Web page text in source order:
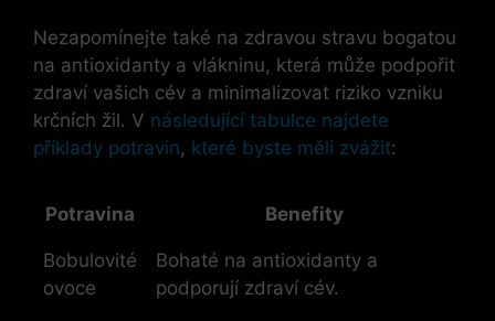
Nezapomínejte také na zdravou stravu bogatou
na antioxidanty a vlákninu, která může podpořit
zdraví vašich cév a minimalizovat riziko vzniku
krčních žil. V následující tabulce najdete
příklady potravin, které byste měli zvážit:
Potravina Benefity
Bobulovité
ovoce
Bohaté na antioxidanty a
podporují zdraví cév.